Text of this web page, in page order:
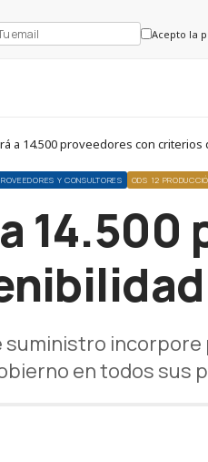
Acepto la
a 14.500 proveedores con
Y CONSULTORES ODS 12
suministro
en todos sus